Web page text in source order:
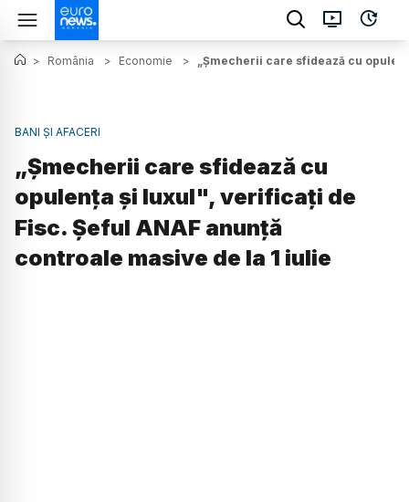
> România > Economie > „Șmecherii care sfidează cu
BANI ȘI AFACERI
„Șmecherii care sfidează cu
opulența și luxul", verificați de
Fisc. Șeful ANAF anunță
controale masive de la 1 iulie